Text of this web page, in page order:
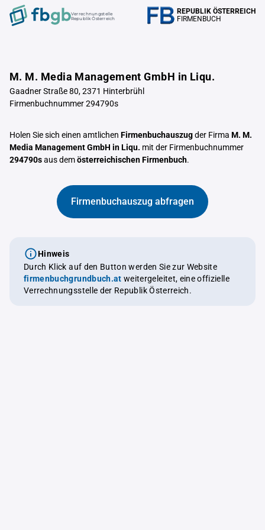
Verrechnungstelle
Republik Österreich
REPUBLIK ÖSTERREICH
FIRMENBUCH
M. M. Media Management GmbH in Liqu.
Gaadner Straße 80, 2371 Hinterbrühl
Firmenbuchnummer 294790s
Holen Sie sich einen amtlichen Firmenbuchauszugder Firma M. M.
Media Management GmbH in Liqu. mit der Firmenbuchnummer
294790saus demösterreichischen Firmenbuch.
Firmenbuchauszug abfragen
Hinweis
Durch Klick auf den Button werden Sie zur Website
firmenbuchgrundbuch.at weitergeleitet, eine offizielle
Verrechnungsstelle der Republik Österreich.